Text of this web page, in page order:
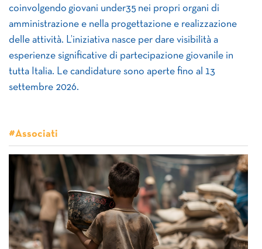
coinvolgendo giovani under35 nei propri organi di
amministrazione e nella progettazione e realizzazione
delle attività. L’iniziativa nasce per dare visibilità a
esperienze significative di partecipazione giovanile in
tutta Italia. Le candidature sono aperte fino al 13
settembre 2026.
#Associati